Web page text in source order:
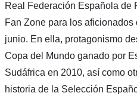
Real Federación Española de
Fan Zone para los
junio. En ella, protagonismo
Copa del Mundo ganado por
Sudáfrica en 2010, así como
historia de la Selección